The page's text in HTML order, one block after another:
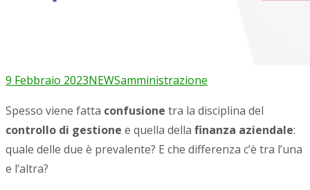
9 Febbraio 2023NEWSamministrazione
Spesso viene fatta confusione tra la disciplina del
controllo di gestione e quella della finanza aziendale:
quale delle due è prevalente? E che differenza c’è tra l’una
e l’altra?